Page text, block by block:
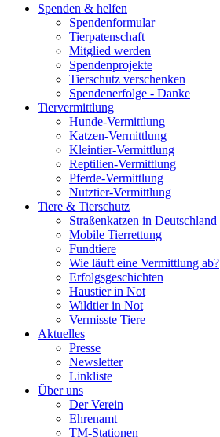
Spenden & helfen
Spendenformular
Tierpatenschaft
Mitglied werden
Spendenprojekte
Tierschutz verschenken
Spendenerfolge - Danke
Tiervermittlung
Hunde-Vermittlung
Katzen-Vermittlung
Kleintier-Vermittlung
Reptilien-Vermittlung
Pferde-Vermittlung
Nutztier-Vermittlung
Tiere & Tierschutz
Straßenkatzen in Deutschland
Mobile Tierrettung
Fundtiere
Wie läuft eine Vermittlung ab?
Erfolgsgeschichten
Haustier in Not
Wildtier in Not
Vermisste Tiere
Aktuelles
Presse
Newsletter
Linkliste
Über uns
Der Verein
Ehrenamt
TM-Stationen